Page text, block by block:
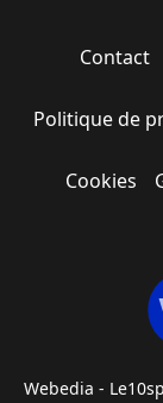
Contact
Politique de
Cookies
Webedia -